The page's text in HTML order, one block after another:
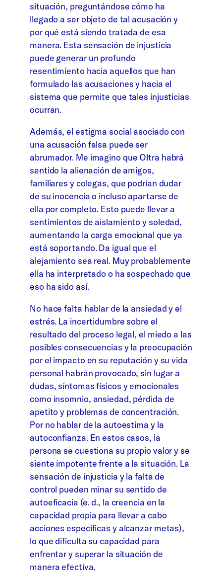
situación, preguntándose cómo ha
llegado a ser objeto de tal acusación y
por qué está siendo tratada de esa
manera. Esta sensación de injusticia
puede generar un profundo
resentimiento hacia aquellos que han
formulado las acusaciones y hacia el
sistema que permite que tales injusticias
ocurran.
Además, el estigma social asociado con
una acusación falsa puede ser
abrumador. Me imagino que Oltra habrá
sentido la alienación de amigos,
familiares y colegas, que podrían dudar
de su inocencia o incluso apartarse de
ella por completo. Esto puede llevar a
sentimientos de aislamiento y soledad,
aumentando la carga emocional que ya
está soportando. Da igual que el
alejamiento sea real. Muy probablemente
ella ha interpretado o ha sospechado que
eso ha sido así.
No hace falta hablar de la ansiedad y el
estrés. La incertidumbre sobre el
resultado del proceso legal, el miedo a las
posibles consecuencias y la preocupación
por el impacto en su reputación y su vida
personal habrán provocado, sin lugar a
dudas, síntomas físicos y emocionales
como insomnio, ansiedad, pérdida de
apetito y problemas de concentración.
Por no hablar de la autoestima y la
autoconfianza. En estos casos, la
persona se cuestiona su propio valor y se
siente impotente frente a la situación. La
sensación de injusticia y la falta de
control pueden minar su sentido de
autoeficacia (e. d., la creencia en la
capacidad propia para llevar a cabo
acciones específicas y alcanzar metas),
lo que dificulta su capacidad para
enfrentar y superar la situación de
manera efectiva.